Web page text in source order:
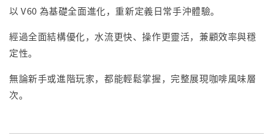
以 V60 為基礎全面進化，重新定義日常手沖體驗。
經過全面結構優化，水流更快、操作更靈活，兼顧效率與穩
定性。
無論新手或進階玩家，都能輕鬆掌握，完整展現咖啡風味層
次。